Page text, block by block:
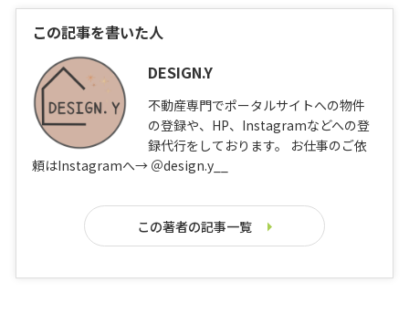
この記事を書いた人
DESIGN.Y
不動産専門でポータルサイトへの物件
の登録や、HP、Instagramなどへの登
録代行をしております。 お仕事のご依
頼はInstagramへ→ ＠design.y__
この著者の記事一覧